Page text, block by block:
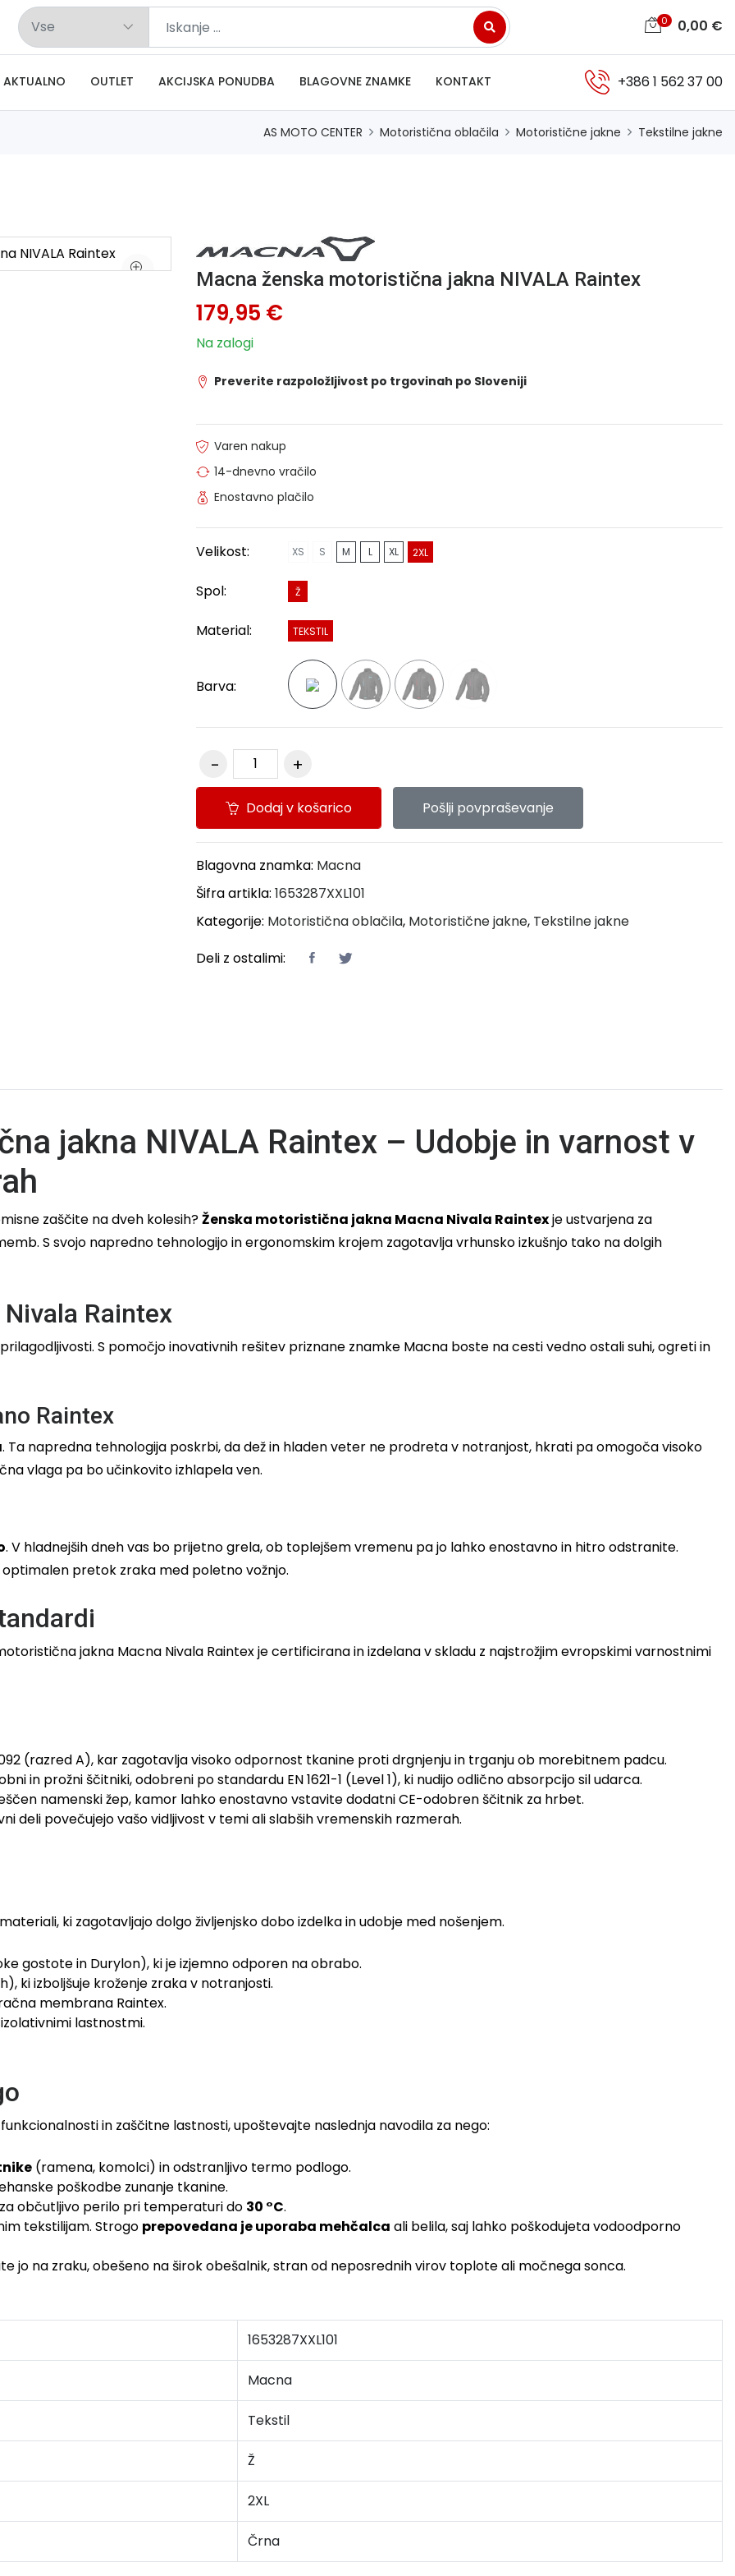
0 0,00 €
AKTUALNO OUTLET AKCIJSKA PONUDBA BLAGOVNE ZNAMKE KONTAKT +386 1 562 37 00
AS MOTO CENTER Motoristična oblačila Motoristične jakne Tekstilne jakne
Macna ženska motoristična jakna NIVALA Raintex
179,95 €
Na zalogi
Preverite razpoložljivost po trgovinah po Sloveniji
Varen nakup
14-dnevno vračilo
Enostavno plačilo
Velikost: XS S M L XL 2XL
Spol: Ž
Material: TEKSTIL
Barva:
Dodaj v košarico Pošlji povpraševanje
Blagovna znamka: Macna
Šifra artikla: 1653287XXL101
Kategorije: Motoristična oblačila, Motoristične jakne, Tekstilne jakne
Deli z ostalimi:
jakna NIVALA Raintex – Udobje in varnost v
zaščite na dveh kolesih?Ženska motoristična jakna Macna Nivala Raintexje ustvarjena za
S svojo napredno tehnologijo in ergonomskim krojem zagotavlja vrhunsko izkušnjo tako na dolgih
Raintex
S pomočjo inovativnih rešitev priznane znamke Macna boste na cesti vedno ostali suhi, ogreti in
Raintex
. Ta napredna tehnologija poskrbi, da dež in hladen veter ne prodreta v notranjost, hkrati pa omogoča visoko
vlaga pa bo učinkovito izhlapela ven.
. V hladnejših dneh vas bo prijetno grela, ob toplejšem vremenu pa jo lahko enostavno in hitro odstranite.
pretok zraka med poletno vožnjo.
jakna Macna Nivala Raintex je certificirana in izdelana v skladu z najstrožjim evropskimi varnostnimi
(razred A), kar zagotavlja visoko odpornost tkanine proti drgnjenju in trganju ob morebitnem padcu.
in prožni ščitniki, odobreni po standardu EN 1621-1 (Level 1), ki nudijo odlično absorpcijo sil udarca.
namenski žep, kamor lahko enostavno vstavite dodatni CE-odobren ščitnik za hrbet.
deli povečujejo vašo vidljivost v temi ali slabših vremenskih razmerah.
ki zagotavljajo dolgo življenjsko dobo izdelka in udobje med nošenjem.
gostote in Durylon), ki je izjemno odporen na obrabo.
ki izboljšuje kroženje zraka v notranjosti.
membrana Raintex.
lastnostmi.
in zaščitne lastnosti, upoštevajte naslednja navodila za nego:
(ramena, komolci) in odstranljivo termo podlogo.
poškodbe zunanje tkanine.
občutljivo perilo pri temperaturi do 30 °C.
tekstilijam. Strogo prepovedana je uporaba mehčalca ali belila, saj lahko poškodujeta vodoodporno
jo na zraku, obešeno na širok obešalnik, stran od neposrednih virov toplote ali močnega sonca.
1653287XXL101
Macna
Tekstil
Ž
2XL
Črna